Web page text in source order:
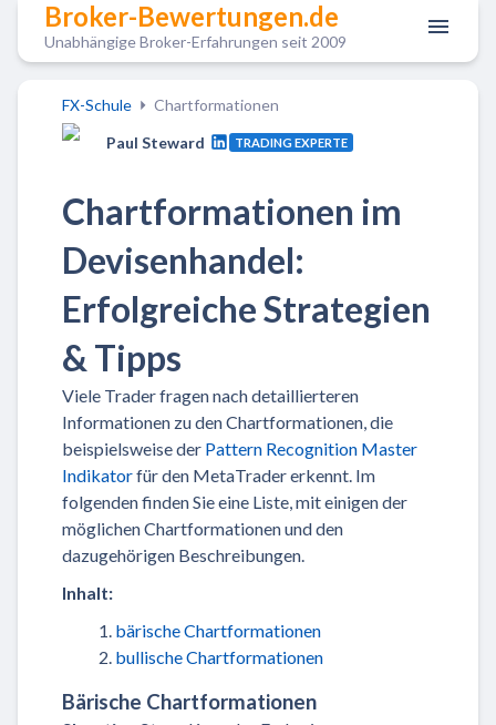
Broker-Bewertungen.de
Unabhängige Broker-Erfahrungen seit 2009
FX-Schule Chartformationen
Paul Steward TRADING EXPERTE
Chartformationen im
Devisenhandel:
Erfolgreiche Strategien
& Tipps
Viele Trader fragen nach detaillierteren
Informationen zu den Chartformationen, die
beispielsweise der Pattern Recognition Master
Indikatorfür den MetaTrader erkennt. Im
folgenden finden Sie eine Liste, mit einigen der
möglichen Chartformationen und den
dazugehörigen Beschreibungen.
Inhalt:
bärische Chartformationen
bullische Chartformationen
Bärische Chartformationen